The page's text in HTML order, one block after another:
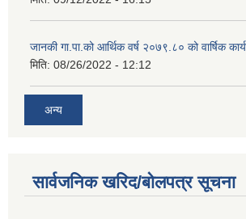
जानकी गा.पा.को आर्थिक वर्ष २०७९.८० को वार्षिक
मिति: 08/26/2022 - 12:12
अन्य
सार्वजनिक खरिद/बोलपत्र सूचना